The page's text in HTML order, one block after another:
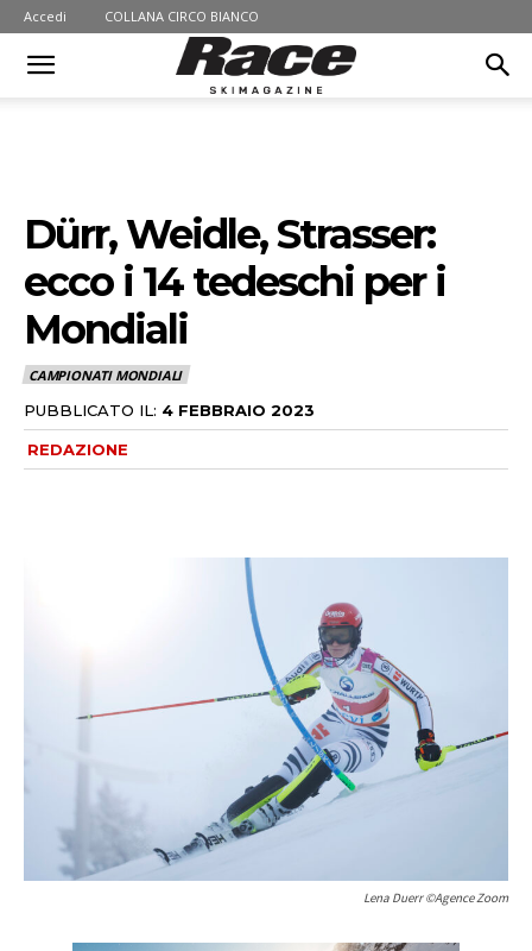
Accedi COLLANA CIRCO BIANCO
Dürr, Weidle, Strasser:
ecco i 14 tedeschi per i
Mondiali
CAMPIONATI MONDIALI
PUBBLICATO IL: 4 FEBBRAIO 2023
REDAZIONE
Lena Duerr ©Agence Zoom